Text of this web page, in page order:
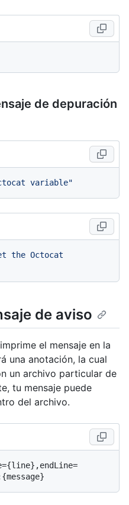
de depuración
variable"
the Octocat
de aviso
el mensaje en la
una anotación, la cual
un archivo particular de
tu mensaje puede
del archivo.